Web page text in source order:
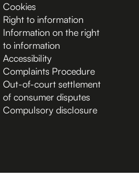
Cookies
Right to information
Information on the right
to information
Accessibility
Complaints Procedure
Out-of-court settlement
of consumer disputes
Compulsory disclosure